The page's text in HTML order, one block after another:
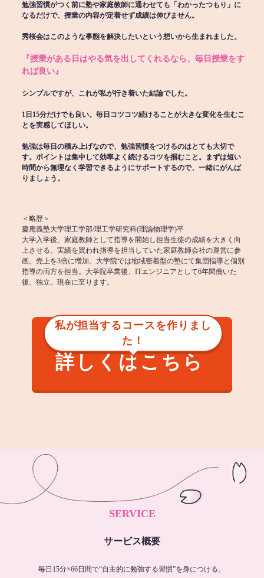
勉強習慣がつく前に塾や家庭教師に通わせても「わかったつもり」に
なるだけで、授業の内容が定着せず成績は伸びません。
秀桜会はこのような事態を解決したいという想いから生まれました。
『授業がある日はやる気を出してくれるなら、毎日授業をす
れば良い』
シンプルですが、これが私が行き着いた結論でした。
1日15分だけでも良い。毎日コツコツ続けることが大きな変化を生むこ
とを実感してほしい。
勉強は毎日の積み上げなので、勉強習慣をつけるのはとても大切で
す。ポイントは集中して効率よく続けるコツを掴むこと。まずは短い
時間から無理なく学習できるようにサポートするので、一緒にがんば
りましょう。
＜略歴＞
慶應義塾大学理工学部/理工学研究科(理論物理学)卒
大学入学後、家庭教師として指導を開始し担当生徒の成績を大きく向
上させる。実績を買われ指導を担当していた家庭教師会社の運営に参
画。売上を3倍に増加。大学院では地域密着型の塾にて集団指導と個別
指導の両方を担当。大学院卒業後、ITエンジニアとして6年間働いた
後、独立。現在に至ります。
私が担当するコースを作りまし
た！
詳しくはこちら
SERVICE
サービス概要
毎日15分×66日間で“自主的に勉強する習慣”を身につける。